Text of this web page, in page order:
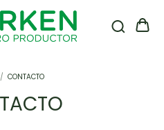
/ CONTACTO